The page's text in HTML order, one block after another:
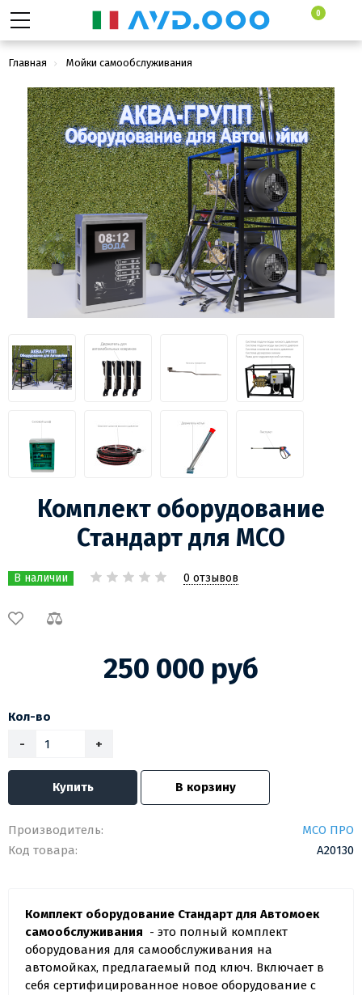
0
Главная Мойки самообслуживания
Комплект оборудование
Стандарт для МСО
В наличии 0 отзывов
250 000 руб
Кол-во
-
+
Купить В корзину
Производитель:
МСО ПРО
Код товара:
A20130
Комплект оборудование Стандарт для Автомоек
самообслуживания - это полный комплект
оборудования для самообслуживания на
автомойках, предлагаемый под ключ. Включает в
себя сертифицированное новое оборудование с